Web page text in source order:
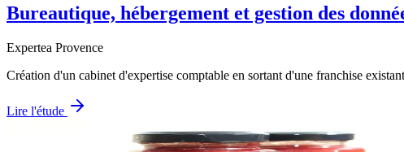
Bureautique, hébergement et gestion des
Expertea Provence
Création d'un cabinet d'expertise comptable en sortant d'une franchise
Lire l'étude